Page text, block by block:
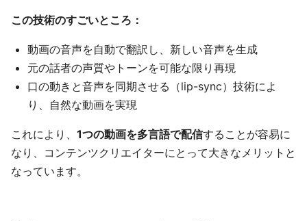
この技術のすごいところ：
動画の音声を自動で翻訳し、新しい音声を生成
元の話者の声質やトーンを可能な限り再現
口の動きと音声を同期させる（lip-sync）技術によ
り、自然な動画を実現
これにより、 1つの動画を多言語で配信することが容易に
なり、コンテンツクリエイターにとって大きなメリットと
なっています。